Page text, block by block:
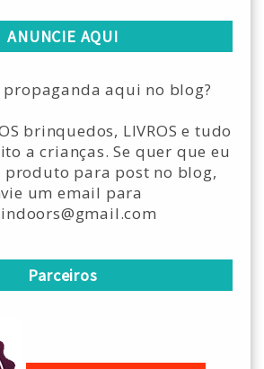
ANUNCIE AQUI
propaganda aqui no blog?
brinquedos, LIVROS e tudo
a crianças. Se quer que eu
produto para post no blog,
um email para
Parceiros